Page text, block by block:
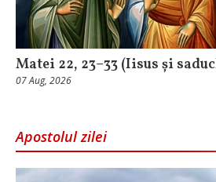
Matei 22, 23–33 (Iisus și
07 Aug, 2026
Apostolul zilei